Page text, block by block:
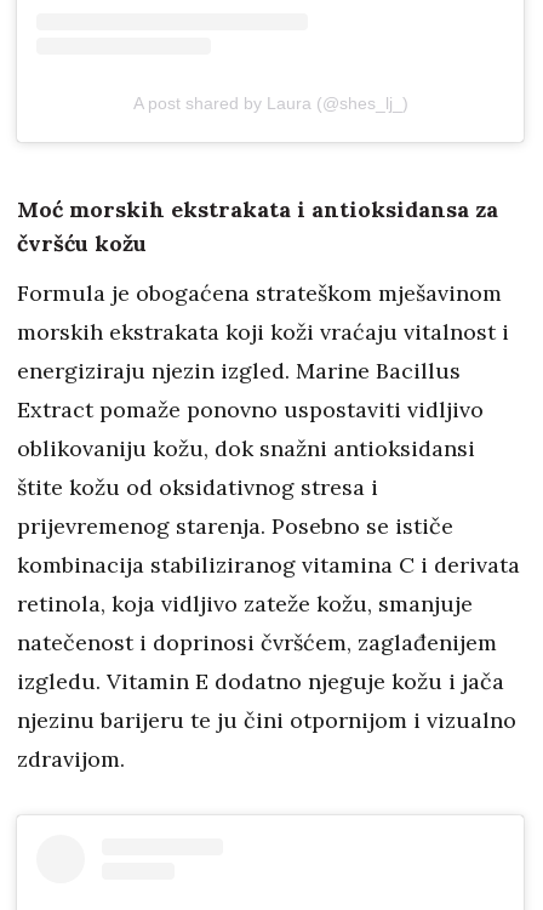
A post shared by Laura (@shes_lj_)
Moć morskih ekstrakata i antioksidansa za
čvršću kožu
Formula je obogaćena strateškom mješavinom
morskih ekstrakata koji koži vraćaju vitalnost i
energiziraju njezin izgled. Marine Bacillus
Extract pomaže ponovno uspostaviti vidljivo
oblikovaniju kožu, dok snažni antioksidansi
štite kožu od oksidativnog stresa i
prijevremenog starenja. Posebno se ističe
kombinacija stabiliziranog vitamina C i derivata
retinola, koja vidljivo zateže kožu, smanjuje
natečenost i doprinosi čvršćem, zaglađenijem
izgledu. Vitamin E dodatno njeguje kožu i jača
njezinu barijeru te ju čini otpornijom i vizualno
zdravijom.